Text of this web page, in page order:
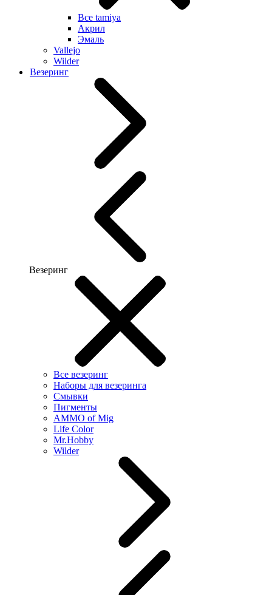
Все tamiya
Акрил
Эмаль
Vallejo
Wilder
Везеринг
Везеринг
Все везеринг
Наборы для везеринга
Смывки
Пигменты
AMMO of Mig
Life Color
Mr.Hobby
Wilder